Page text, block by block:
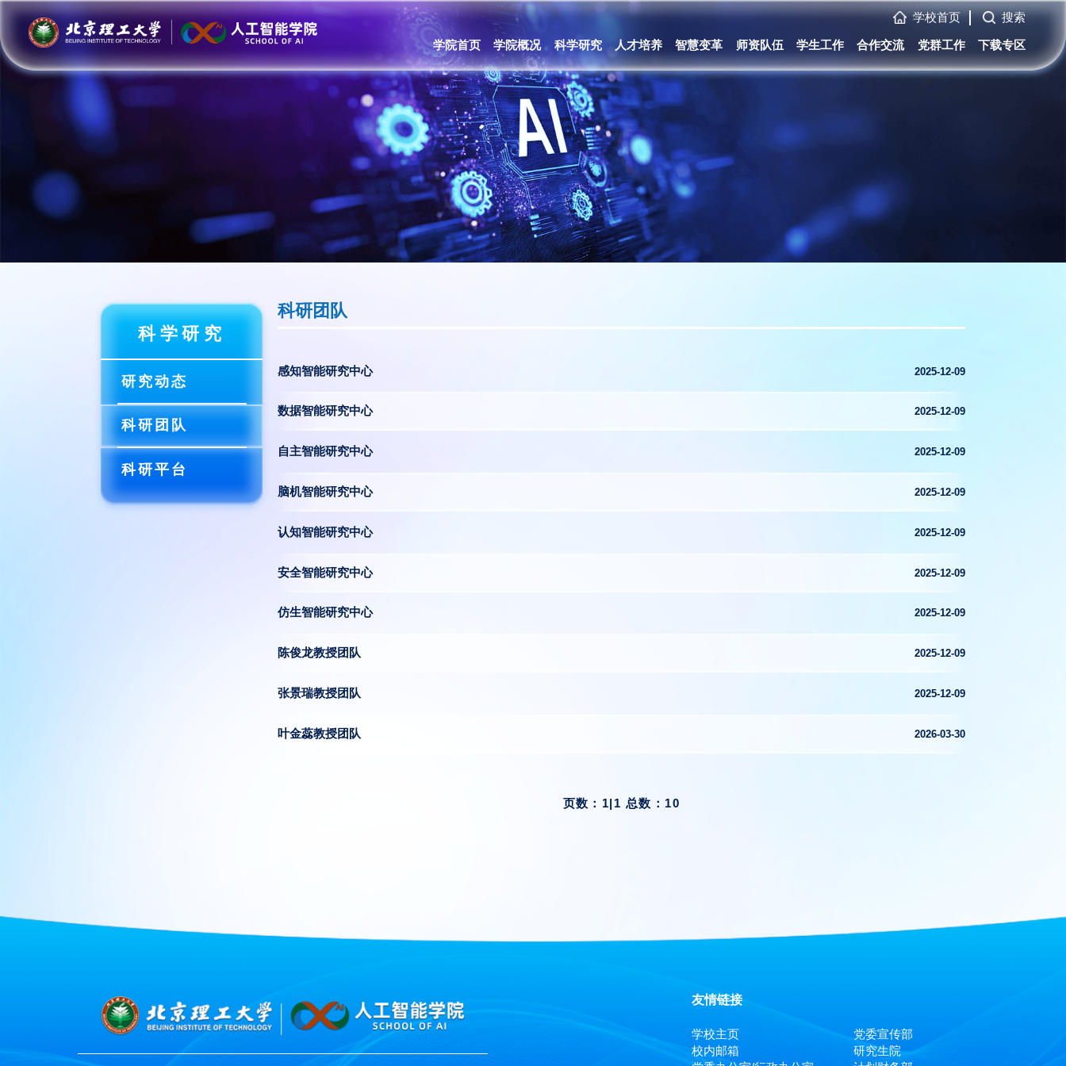
学校首页 搜索
学院首页 学院概况 科学研究 人才培养 智慧变革 师资队伍 学生工作 合作交流 党群工作 下载专区
科学研究
研究动态
科研团队
科研平台
科研团队
2025-12-09
感知智能研究中心
2025-12-09
数据智能研究中心
2025-12-09
自主智能研究中心
2025-12-09
脑机智能研究中心
2025-12-09
认知智能研究中心
2025-12-09
安全智能研究中心
2025-12-09
仿生智能研究中心
2025-12-09
陈俊龙教授团队
2025-12-09
张景瑞教授团队
2026-03-30
叶金蕊教授团队
页数：1|1 总数：10
友情链接
学校主页
校内邮箱
党委宣传部
研究生院